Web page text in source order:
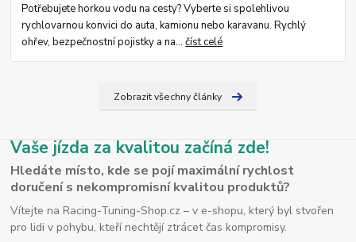
Potřebujete horkou vodu na cesty? Vyberte si spolehlivou
rychlovarnou konvici do auta, kamionu nebo karavanu. Rychlý
ohřev, bezpečnostní pojistky a na...číst celé
Zobrazit všechny články
Vaše jízda za kvalitou začíná zde!
Hledáte místo, kde se pojí maximální rychlost
doručení s nekompromisní kvalitou produktů?
Vítejte na Racing-Tuning-Shop.cz – v e-shopu, který byl stvořen
pro lidi v pohybu, kteří nechtějí ztrácet čas kompromisy.